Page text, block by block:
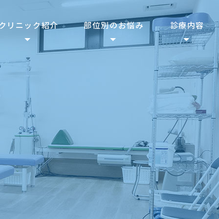
リニック紹介 部位別のお悩み 診療内容